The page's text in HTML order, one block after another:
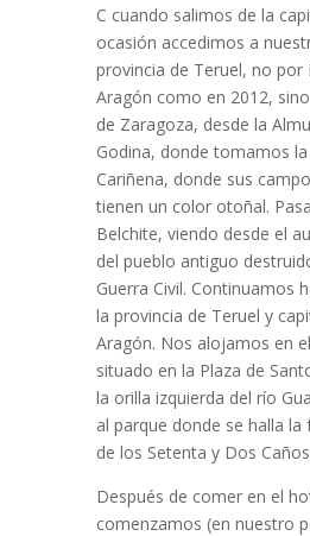
C cuando salimos de la
ocasión accedimos a
provincia de Teruel, no por
Aragón como en 2012,
de Zaragoza, desde la
Godina, donde tomamos
Cariñena, donde sus
tienen un color otoñal.
Belchite, viendo desde el
del pueblo antiguo
Guerra Civil. Continuamos
la provincia de Teruel y
Aragón. Nos alojamos en
situado en la Plaza de
la orilla izquierda del río
al parque donde se halla la
de los Setenta y Dos
Después de comer en el
comenzamos (en nuestro